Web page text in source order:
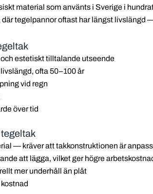
material som använts i Sverige i
tegelpannor oftast har längst livslängd
estetiskt tilltalande utseende
ofta 50–100 år
vid regn
över tid
— kräver att takkonstruktionen är
att lägga, vilket ger högre
mer underhåll än plåt